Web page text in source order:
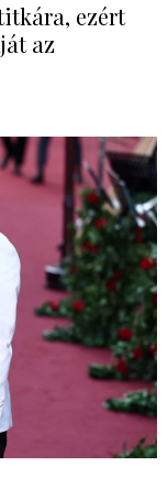
ezért
az